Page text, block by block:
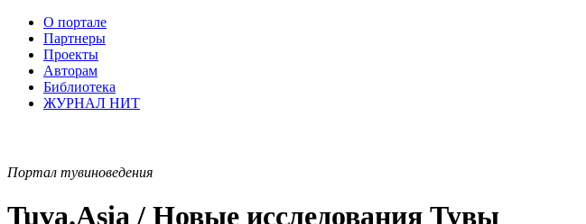
О портале
Партнеры
Проекты
Авторам
Библиотека
ЖУРНАЛ НИТ
Портал тувиноведения
Tuva.Asia / Новые исследования Тувы